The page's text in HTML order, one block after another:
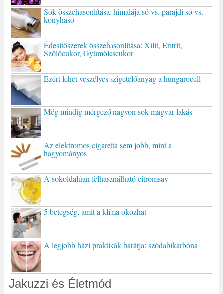
Sók összehasonlítása: himalája só vs. parajdi só vs.
konyhasó
Édesítőszerek összehasonlítása: Xilit, Eritrit,
Szőlőcukor, Gyümölcscukor
Ezért lehet veszélyes szigetelőanyag a hungarocell
Még mindig mérgező nagyon sok magyar lakás
Az elektromos cigaretta sem jobb, mint a
hagyományos
A sokoldalúan felhasználható citromsav
5 betegség, amit a klíma okozhat
A legjobb házi praktikák barátja: szódabikarbóna
Jakuzzi és Életmód